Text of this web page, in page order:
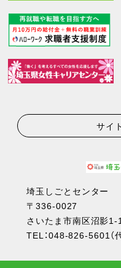
サイ
埼玉しごとセンター
〒336-0027
さいたま市南区沼影
TEL：048-826-5601（